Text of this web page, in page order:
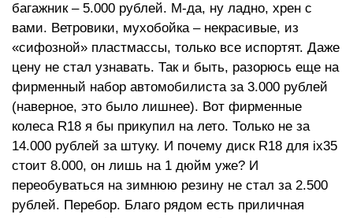
багажник – 5.000 рублей. М-да, ну ладно, хрен с
вами. Ветровики, мухобойка – некрасивые, из
«сифозной» пластмассы, только все испортят. Даже
цену не стал узнавать. Так и быть, разорюсь еще на
фирменный набор автомобилиста за 3.000 рублей
(наверное, это было лишнее). Вот фирменные
колеса R18 я бы прикупил на лето. Только не за
14.000 рублей за штуку. И почему диск R18 для ix35
стоит 8.000, он лишь на 1 дюйм уже? И
переобуваться на зимнюю резину не стал за 2.500
рублей. Перебор. Благо рядом есть приличная